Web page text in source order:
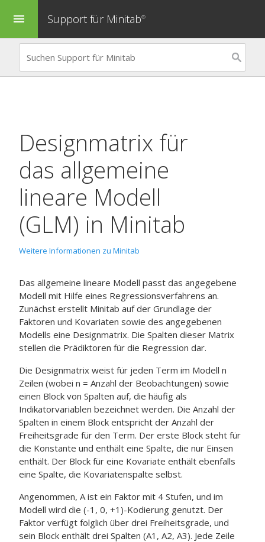
menu Support für Minitab®
Designmatrix für
das allgemeine
lineare Modell
(GLM) in Minitab
Weitere Informationen zu Minitab
Das allgemeine lineare Modell passt das angegebene
Modell mit Hilfe eines Regressionsverfahrens an.
Zunächst erstellt Minitab auf der Grundlage der
Faktoren und Kovariaten sowie des angegebenen
Modells eine Designmatrix. Die Spalten dieser Matrix
stellen die Prädiktoren für die Regression dar.
Die Designmatrix weist für jeden Term im Modell n
Zeilen (wobei n = Anzahl der Beobachtungen) sowie
einen Block von Spalten auf, die häufig als
Indikatorvariablen bezeichnet werden. Die Anzahl der
Spalten in einem Block entspricht der Anzahl der
Freiheitsgrade für den Term. Der erste Block steht für
die Konstante und enthält eine Spalte, die nur Einsen
enthält. Der Block für eine Kovariate enthält ebenfalls
eine Spalte, die Kovariatenspalte selbst.
Angenommen, A ist ein Faktor mit 4 Stufen, und im
Modell wird die (-1, 0, +1)-Kodierung genutzt. Der
Faktor verfügt folglich über drei Freiheitsgrade, und
sein Block enthält drei Spalten (A1, A2, A3). Jede Zeile